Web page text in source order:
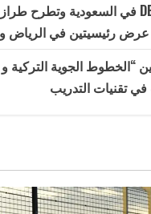
“الخطوط الجوية التركية